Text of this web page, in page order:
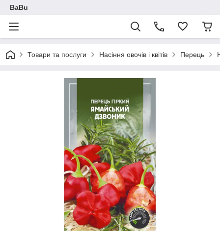
BaBu
Товари та послуги Насіння овочів і квітів Перець